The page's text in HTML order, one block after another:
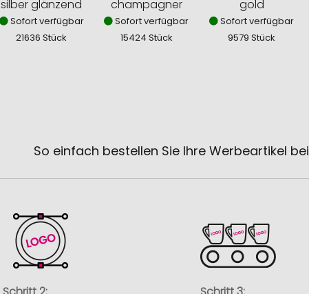
silber glänzend
Sofort verfügbar
21636 Stück
champagner
Sofort verfügbar
15424 Stück
gold
Sofort verfügbar
9579 Stück
So einfach bestellen Sie Ihre Werbeartikel